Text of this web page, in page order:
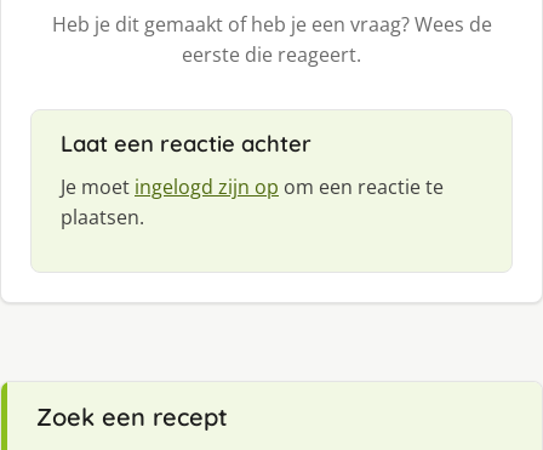
Heb je dit gemaakt of heb je een vraag? Wees de
eerste die reageert.
Laat een reactie achter
Je moet ingelogd zijn op om een reactie te
plaatsen.
Zoek een recept